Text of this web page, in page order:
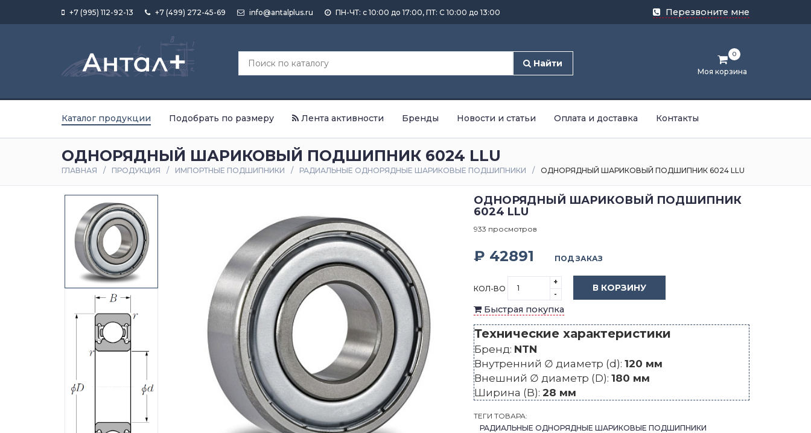
+7 (995) 112-92-13 +7 (499) 272-45-69 info@antalplus.ru ПН-ЧТ: с 10:00 до 17:00, ПТ: С 10:00 до 13:00 Перезвоните мне
Найти
Моя корзина
0
Каталог продукции Подобрать по размеру Лента активности Бренды Новости и статьи Оплата и доставка Контакты
ОДНОРЯДНЫЙ ШАРИКОВЫЙ ПОДШИПНИК 6024 LLU
ГЛАВНАЯ ПРОДУКЦИЯ ИМПОРТНЫЕ ПОДШИПНИКИ РАДИАЛЬНЫЕ ОДНОРЯДНЫЕ ШАРИКОВЫЕ ПОДШИПНИКИ ОДНОРЯДНЫЙ ШАРИКОВЫЙ ПОДШИПНИК 6024 LLU
ОДНОРЯДНЫЙ ШАРИКОВЫЙ ПОДШИПНИК
6024 LLU
933 просмотров
₽ 42891 ПОД ЗАКАЗ
КОЛ-ВО
+
-
В КОРЗИНУ
Быстрая покупка
Технические характеристики
Бренд: NTN
Внутренний ∅ диаметр (d): 120 мм
Внешний ∅ диаметр (D): 180 мм
Ширина (B): 28 мм
ТЕГИ ТОВАРА:
РАДИАЛЬНЫЕ ОДНОРЯДНЫЕ ШАРИКОВЫЕ ПОДШИПНИКИ